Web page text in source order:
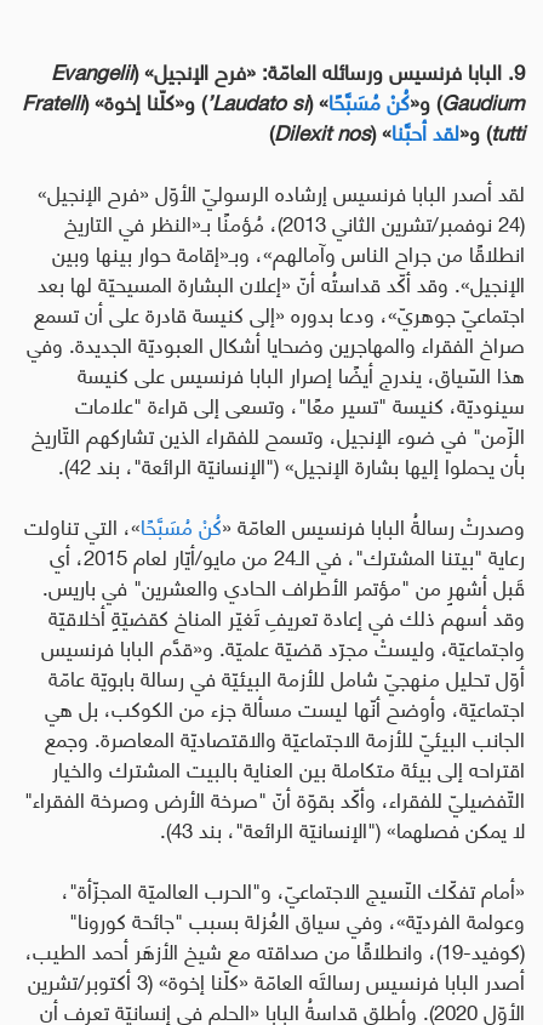
9. البابا فرنسيس ورسائله العامّة: «فرح الإنجيل» ( Evangelii
Gaudium) و«كُنْ مُسَبَّحًا» (
Laudato si’) و«كلّنا إخوة» (Fratelli
tutti) و«لقد أحبَّنا» (
Dilexit nos
)
لقد أصدر البابا فرنسيس إرشاده الرسوليّ الأوّل «فرح الإنجيل»
(24 نوفمبر/تشرين الثاني 2013)، مُؤمنًا بـ«النظر في التاريخ
انطلاقًا من جراح الناس وآمالهم»، وبـ«إقامة حوار بينها وبين
الإنجيل». وقد أكّد قداستُه أنّ «إعلان البشارة المسيحيّة لها بعد
اجتماعيّ جوهريّ»، ودعا بدوره «إلى كنيسة قادرة على أن تسمع
صراخ الفقراء والمهاجرين وضحايا أشكال العبوديّة الجديدة. وفي
هذا السّياق، يندرج أيضًا إصرار البابا فرنسيس على كنيسة
سينوديّة، كنيسة "تسير معًا"، وتسعى إلى قراءة "علامات
الزّمن" في ضوء الإنجيل، وتسمح للفقراء الذين تشاركهم التّاريخ
بأن يحملوا إليها بشارة الإنجيل» ("الإنسانيّة الرائعة"، بند 42).
وصدرتْ رسالةُ البابا فرنسيس العامّة «كُنْ مُسَبَّحًا»، التي تناولت
رعاية "بيتنا المشترك"، في الـ24 من مايو/أيّار لعام 2015، أي
قَبل أشهرٍ من "مؤتمر الأطراف الحادي والعشرين" في باريس.
وقد أسهم ذلك في إعادة تعريفِ تَغيّر المناخ كقضيّةٍ أخلاقيّة
واجتماعيّة، وليستْ مجرّد قضيّة علميّة. و«قدَّم البابا فرنسيس
أوّل تحليل منهجيّ شامل للأزمة البيئيّة في رسالة بابويّة عامّة
اجتماعيّة، وأوضح أنّها ليست مسألة جزء من الكوكب، بل هي
الجانب البيئيّ للأزمة الاجتماعيّة والاقتصاديّة المعاصرة. وجمع
اقتراحه إلى بيئة متكاملة بين العناية بالبيت المشترك والخيار
التّفضيليّ للفقراء، وأكّد بقوّة أنّ "صرخة الأرض وصرخة الفقراء"
لا يمكن فصلهما» ("الإنسانيّة الرائعة"، بند 43).
«أمام تفكّك النّسيج الاجتماعيّ، و"الحرب العالميّة المجزّأة"،
وعولمة الفرديّة»، وفي سياق العُزلة بسبب "جائحة كورونا"
(كوفيد-19)، وانطلاقًا من صداقته مع شيخ الأزهَر أحمد الطيب،
أصدر البابا فرنسيس رسالتَه العامّة «كلّنا إخوة» (3 أكتوبر/تشرين
الأوّل 2020). وأطلق قداسةُ البابا «الحلم في إنسانيّة تعرف أن